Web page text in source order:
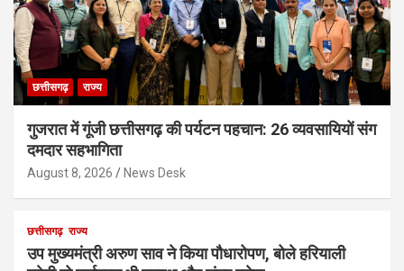
छत्तीसगढ़ राज्य
गुजरात में गूंजी छत्तीसगढ़ की पर्यटन पहचान: 26 व्यवसायियों संग
दमदार सहभागिता
August 8, 2026 News Desk
छत्तीसगढ़ राज्य
उप मुख्यमंत्री अरुण साव ने किया पौधारोपण, बोले हरियाली